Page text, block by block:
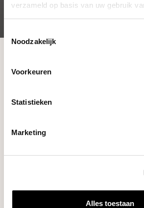
verzameld op basis van uw gebruik
Noodzakelijk
Voorkeuren
Statistieken
Marketing
Alles toestaan
Jura Professional staat
koffiekwaliteit. Ideaal
werkplekken waar koffie
Filters